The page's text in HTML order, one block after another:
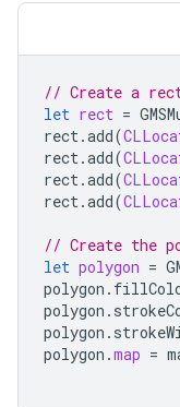
// Create a
let rect =
rect.add(
rect.add(
rect.add(
rect.add(
// Create
let polygon
polygon.
polygon.
polygon.
polygon. map